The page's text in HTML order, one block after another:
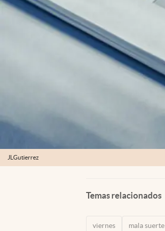
JLGutierrez
Temas relacionados
viernes mala suerte